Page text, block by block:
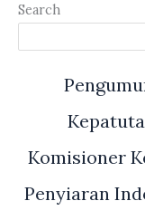
Search
Komisioner
Penyiaran